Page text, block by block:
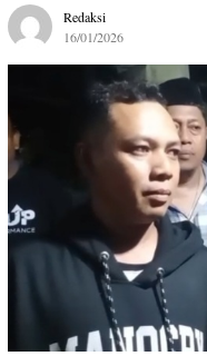
Redaksi
16/01/2026